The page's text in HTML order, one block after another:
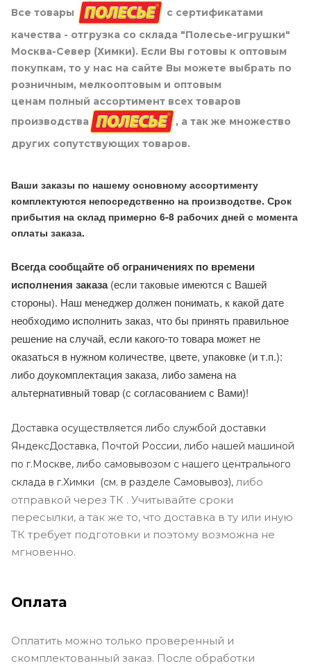
Все товары
с сертификатами
качества - отгрузка со склада "Полесье-игрушки"
Москва-Север (Химки). Если Вы готовы к оптовым
покупкам, то у нас на сайте Вы можете выбрать по
розничным, мелкооптовым и оптовым
ценам полный ассортимент всех товаров
производства
, а так же множество
других сопутствующих товаров.
Ваши заказы по нашему основному ассортименту
комплектуются непосредственно на производстве. Срок
прибытия на склад примерно 6-8 рабочих дней с момента
оплаты заказа.
Всегда сообщайте об ограничениях по времени
исполнения заказа(если таковые имеются с Вашей
стороны). Наш менеджер должен понимать, к какой дате
необходимо исполнить заказ, что бы принять правильное
решение на случай, если какого-то товара может не
оказаться в нужном количестве, цвете, упаковке (и т.п.):
либо доукомплектация заказа, либо замена на
альтернативный товар (с согласованием с Вами)!
Доставка осуществляется либо службой доставки
ЯндексДоставка, Почтой России, либо нашей машиной
по г.Москве, либо самовывозом с нашего центрального
склада в г.Химки (см. в разделе Самовывоз), либо
отправкой через ТК . Учитывайте сроки
пересылки, а так же то, что доставка в ту или иную
ТК требует подготовки и поэтому возможна не
мгновенно.
Оплата
Оплатить можно только проверенный и
скомплектованный заказ. После обработки